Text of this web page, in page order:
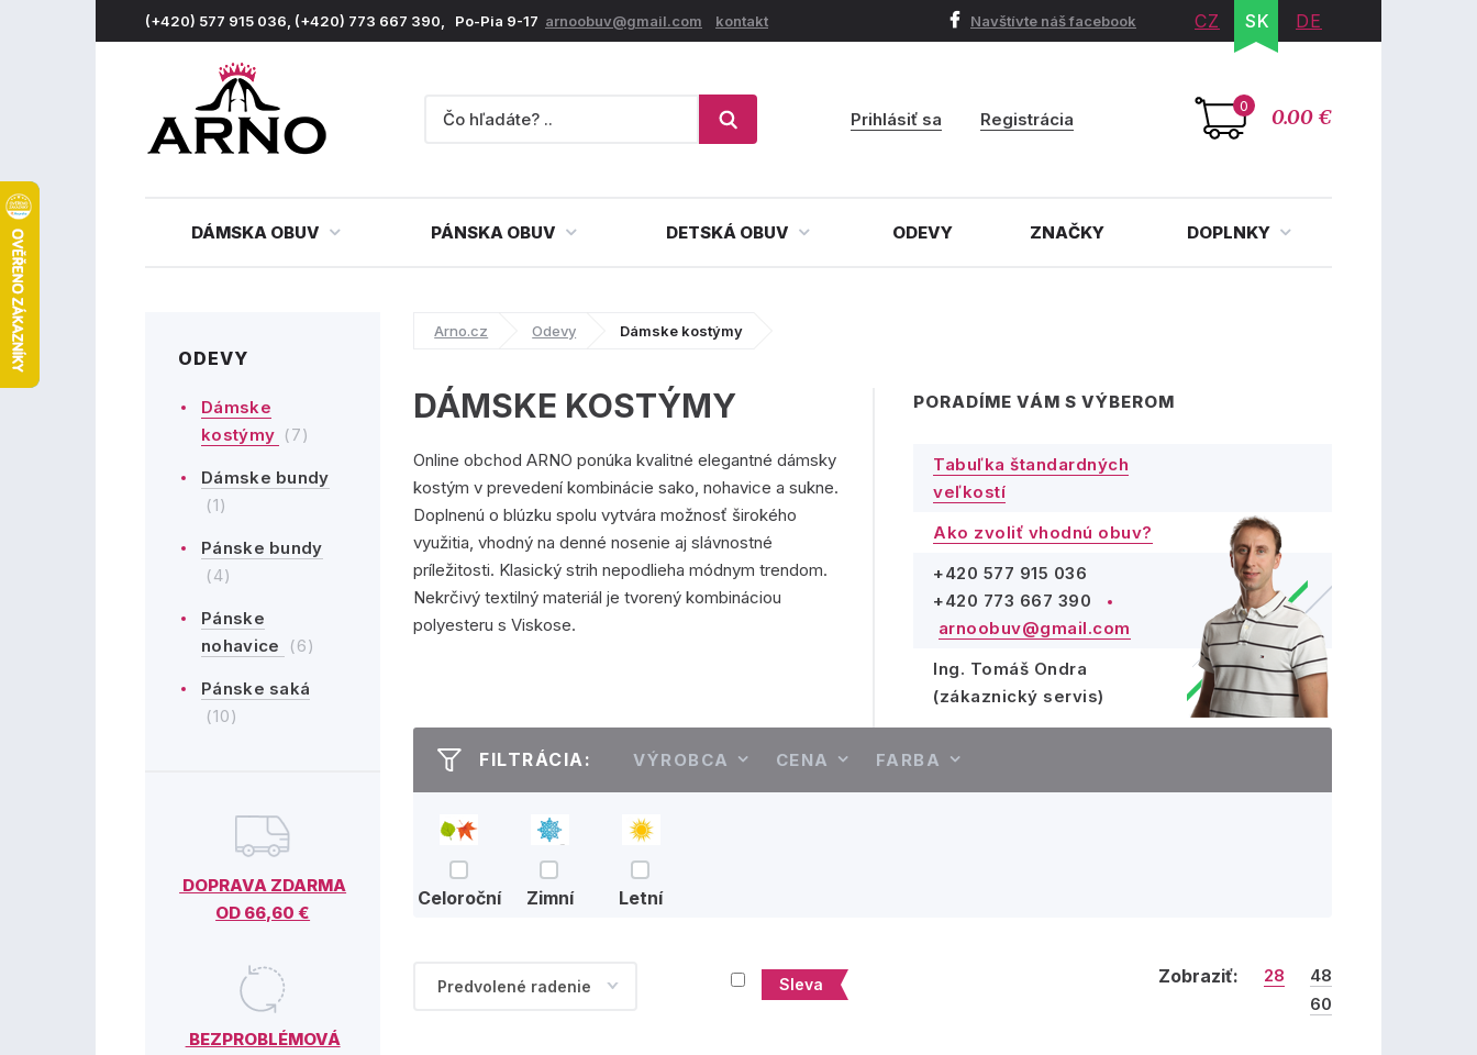
(+420) 577 915 036, (+420) 773 667 390, Po-Pia 9-17 arnoobuv@gmail.com kontakt Navštívte náš facebook CZ SK DE
0 0.00 €
Prihlásiť sa Registrácia
DÁMSKA OBUV PÁNSKA OBUV DETSKÁ OBUV ODEVY ZNAČKY DOPLNKY
ODEVY
Dámske
kostýmy (7)
Dámske bundy
(1)
Pánske bundy
(4)
Pánske
nohavice
(6)
Pánske saká
(10)
DOPRAVA ZDARMA
OD 66,60 €
BEZPROBLÉMOVÁ
Arno.cz Odevy Dámske kostýmy
DÁMSKE KOSTÝMY
Online obchod ARNO ponúka kvalitné elegantné dámsky
kostým v prevedení kombinácie sako, nohavice a sukne.
Doplnenú o blúzku spolu vytvára možnosť širokého
využitia, vhodný na denné nosenie aj slávnostné
príležitosti. Klasický strih nepodlieha módnym trendom.
Nekrčivý textilný materiál je tvorený kombináciou
polyesteru s Viskose.
PORADÍME VÁM S VÝBEROM
Tabuľka štandardných
veľkostí
Ako zvoliť vhodnú obuv?
+420 577 915 036
+420 773 667 390
arnoobuv@gmail.com
Ing. Tomáš Ondra
(zákaznický servis)
FILTRÁCIA: VÝROBCA CENA FARBA
Celoroční Zimní Letní
Sleva Zobraziť: 28
48
60